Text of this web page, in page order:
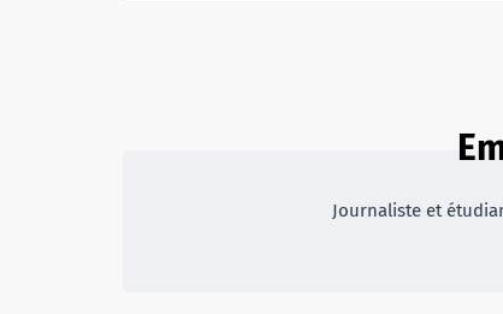
Journaliste et